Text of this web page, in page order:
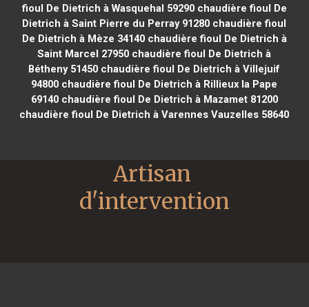
fioul De Dietrich à Wasquehal 59290chaudière fioul De
Dietrich à Saint Pierre du Perray 91280 chaudière fioul
De Dietrich à Mèze 34140chaudière fioul De Dietrich à
Saint Marcel 27950 chaudière fioul De Dietrich à
Bétheny 51450 chaudière fioul De Dietrich à Villejuif
94800 chaudière fioul De Dietrich à Rillieux la Pape
69140chaudière fioul De Dietrich à Mazamet 81200
chaudière fioul De Dietrich à Varennes Vauzelles 58640
Artisan
d'intervention